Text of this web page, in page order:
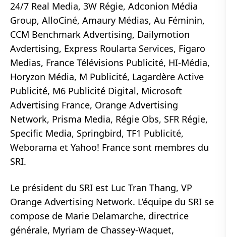
24/7 Real Media, 3W Régie, Adconion Média
Group, AlloCiné, Amaury Médias, Au Féminin,
CCM Benchmark Advertising, Dailymotion
Avdertising, Express Roularta Services, Figaro
Medias, France Télévisions Publicité, HI-Média,
Horyzon Média, M Publicité, Lagardère Active
Publicité, M6 Publicité Digital, Microsoft
Advertising France, Orange Advertising
Network, Prisma Media, Régie Obs, SFR Régie,
Specific Media, Springbird, TF1 Publicité,
Weborama et Yahoo! France sont membres du
SRI.
Le président du SRI est Luc Tran Thang, VP
Orange Advertising Network. L’équipe du SRI se
compose de Marie Delamarche, directrice
générale, Myriam de Chassey-Waquet,